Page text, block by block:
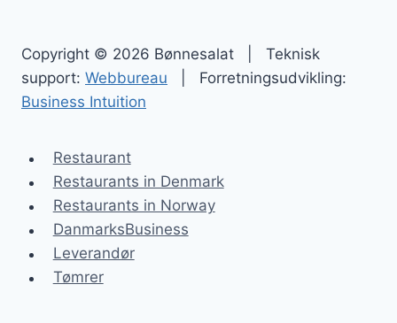
Copyright © 2026 Bønnesalat | Teknisk
support: Webbureau | Forretningsudvikling:
Business Intuition
Restaurant
Restaurants in Denmark
Restaurants in Norway
DanmarksBusiness
Leverandør
Tømrer